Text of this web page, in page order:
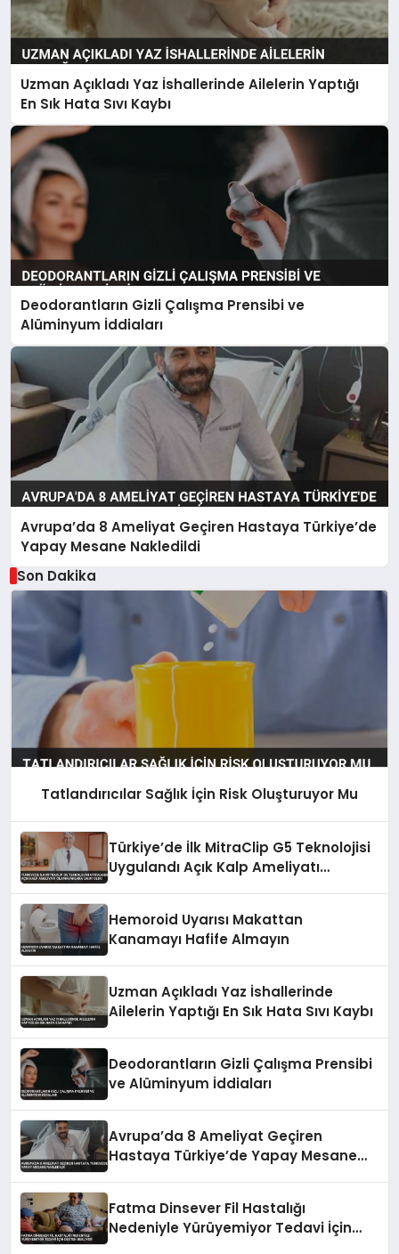
Uzman Açıkladı Yaz İshallerinde Ailelerin Yaptığı
En Sık Hata Sıvı Kaybı
Deodorantların Gizli Çalışma Prensibi ve
Alüminyum İddiaları
Avrupa’da 8 Ameliyat Geçiren Hastaya Türkiye’de
Yapay Mesane Nakledildi
Son Dakika
Tatlandırıcılar Sağlık İçin Risk Oluşturuyor Mu
Türkiye’de İlk MitraClip G5 Teknolojisi
Uygulandı Açık Kalp Ameliyatı
Hemoroid Uyarısı Makattan
Kanamayı Hafife Almayın
Uzman Açıkladı Yaz İshallerinde
Ailelerin Yaptığı En Sık Hata Sıvı Kaybı
Deodorantların Gizli Çalışma Prensibi
ve Alüminyum İddiaları
Avrupa’da 8 Ameliyat Geçiren
Hastaya Türkiye’de Yapay Mesane
Fatma Dinsever Fil Hastalığı
Nedeniyle Yürüyemiyor Tedavi İçin